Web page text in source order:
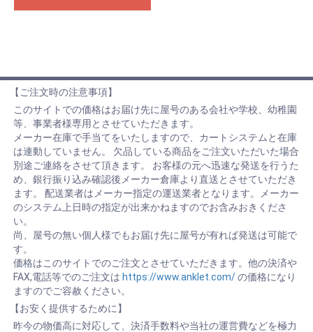
【ご注文時の注意事項】
このサイトでの価格はお届け先に屋号のある会社や学校、幼稚園
等、事業者様専用とさせていただきます。
メーカー在庫で手当てをいたしますので、カートシステムと在庫
は連動していません。 欠品している商品をご注文いただいた場合
別途ご連絡をさせて頂きます。 お客様の元へ迅速な発送を行うた
め、銀行振り込み確認後メーカー倉庫より直送とさせていただき
ます。 配送業者はメーカー指定の運送業者となります。メーカー
のシステム上日時の指定が出来かねますのでお含みおきくださ
い。
尚、屋号の無い個人様でもお届け先に屋号が有れば発送は可能で
す。
価格はこのサイトでのご注文とさせていただきます。他の決済や
FAX,電話等でのご注文は https://www.anklet.com/の価格になり
ますのでご容赦ください。
【お安く提供するために】
昨今の物価高に対応して、決済手数料や当社の運営費などを極力